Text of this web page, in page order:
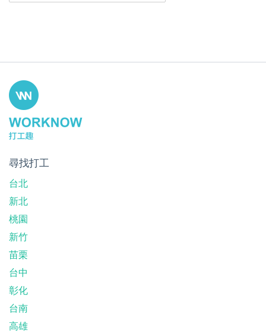
尋找打工
台北
新北
桃園
新竹
苗栗
台中
彰化
台南
高雄